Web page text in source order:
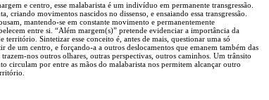
e centro, esse malabarista é um indivíduo em permanente transgressão.
criando movimentos nascidos no dissenso, e ensaiando essa transgressão.
mantendo-se em constante movimento e permanentemente
entre si. “Além margem(s)” pretende evidenciar a importância da
território. Sintetizar esse conceito é, antes de mais, questionar uma só
de um centro, e forçando-a a outros deslocamentos que emanem também das
nos outros olhares, outras perspectivas, outros caminhos. Um trânsito
circulam por entre as mãos do malabarista nos permitem alcançar outro